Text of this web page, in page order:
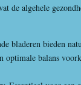
de algehele
bladeren bieden
optimale balans